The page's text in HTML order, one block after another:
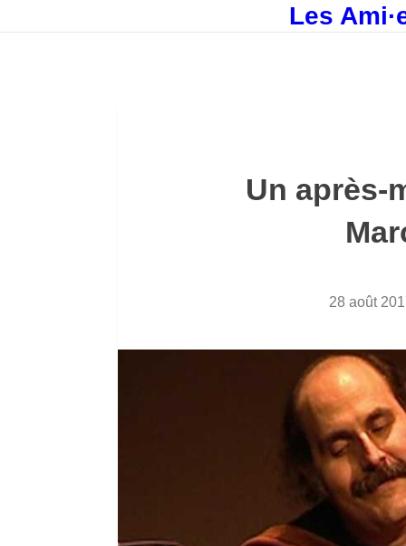
Les
Un après-
28 août